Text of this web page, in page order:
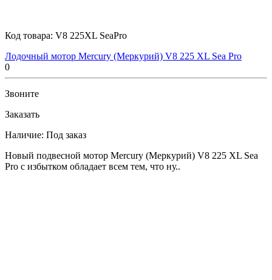
Код товара: V8 225XL SeaPro
Лодочный мотор Mercury (Меркурий) V8 225 XL Sea Pro
0
Звоните
Заказать
Наличие: Под заказ
Новый подвесной мотор Mercury (Меркурий) V8 225 XL Sea
Pro с избытком обладает всем тем, что ну..